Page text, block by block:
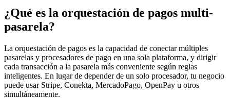
¿Qué es la orquestación de pagos multi-
pasarela?
La orquestación de pagos es la capacidad de conectar múltiples
pasarelas y procesadores de pago en una sola plataforma, y dirigir
cada transacción a la pasarela más conveniente según reglas
inteligentes. En lugar de depender de un solo procesador, tu negocio
puede usar Stripe, Conekta, MercadoPago, OpenPay u otros
simultáneamente.